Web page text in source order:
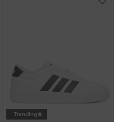
Trending